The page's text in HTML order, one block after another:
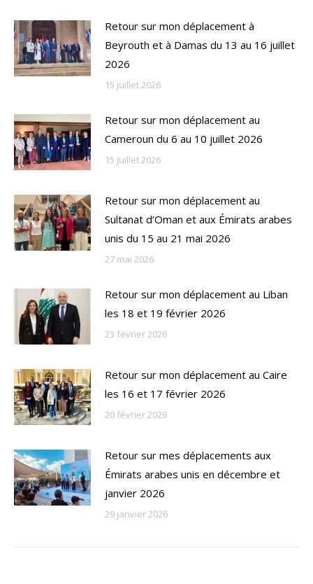
Retour sur mon déplacement à
Beyrouth et à Damas du 13 au 16 juillet
2026
15 juillet 2026
Retour sur mon déplacement au
Cameroun du 6 au 10 juillet 2026
15 juillet 2026
Retour sur mon déplacement au
Sultanat d’Oman et aux Émirats arabes
unis du 15 au 21 mai 2026
27 mai 2026
Retour sur mon déplacement au Liban
les 18 et 19 février 2026
23 février 2026
Retour sur mon déplacement au Caire
les 16 et 17 février 2026
20 février 2026
Retour sur mes déplacements aux
Émirats arabes unis en décembre et
janvier 2026
29 janvier 2026